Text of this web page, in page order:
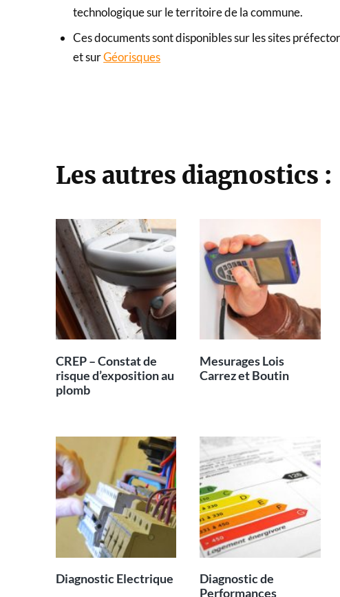
technologique sur le territoire de la commune.
Ces documents sont disponibles sur les sites
et surGéorisques
Les autres diagnostics :
CREP – Constat de
risque d’exposition au
plomb
Mesurages Lois
Carrez et Boutin
Diagnostic Electrique
Diagnostic de
Performances